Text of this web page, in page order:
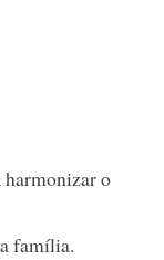
harmonizar o
família.